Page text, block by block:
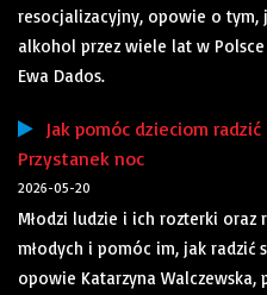
resocjalizacyjny, opowie o tym,
alkohol przez wiele lat w Polsce
Ewa Dados.
Jak pomóc dzieciom
Przystanek noc
2026-05-20
Młodzi ludzie i ich rozterki oraz
młodych i pomóc im, jak
opowie Katarzyna